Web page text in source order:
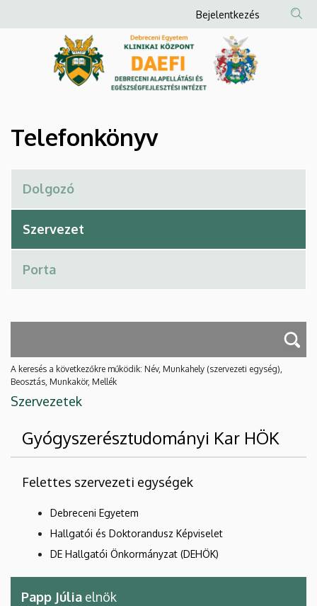
Debreceni
és
Egészségfejlesztési
Intézet
a
Anonim
Felhasználói
fiók
menüje
Bejelentkezés
Telefonkönyv
A keresés a következőkre működik: Név, Munkahely (szervezeti egység),
Beosztás, Munkakör, Mellék
Szervezetek
Gyógyszerésztudományi Kar HÖK
Felettes szervezeti egységek
Debreceni Egyetem
Hallgatói és Doktorandusz Képviselet
DE Hallgatói Önkormányzat (DEHÖK)
Papp Júlia elnök